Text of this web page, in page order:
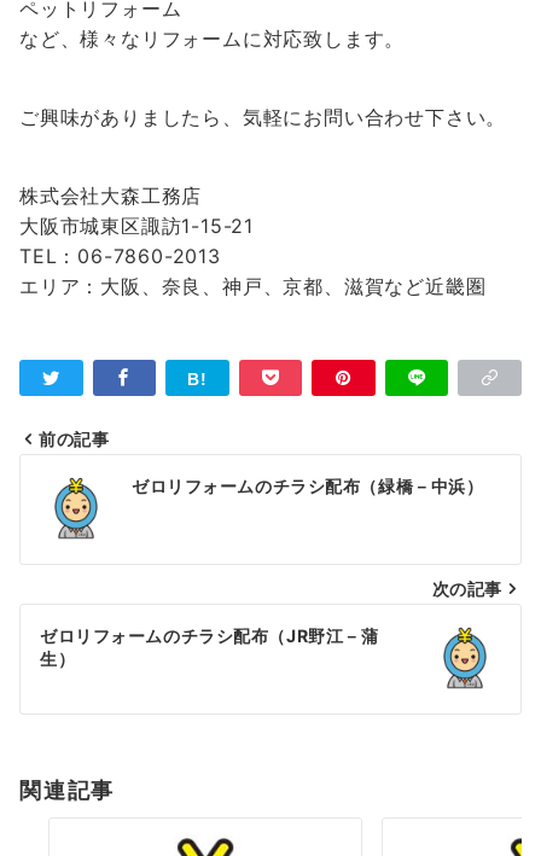
ペットリフォーム
など、様々なリフォームに対応致します。
ご興味がありましたら、気軽にお問い合わせ下さい。
株式会社大森工務店
大阪市城東区諏訪1-15-21
TEL：06-7860-2013
エリア：大阪、奈良、神戸、京都、滋賀など近畿圏
ナ
ビ
ゲ
シ
ン
前の記事
ゼロリフォームのチラシ配布（緑橋－中浜）
次の記事
ゼロリフォームのチラシ配布（JR野江－蒲
生）
関連記事